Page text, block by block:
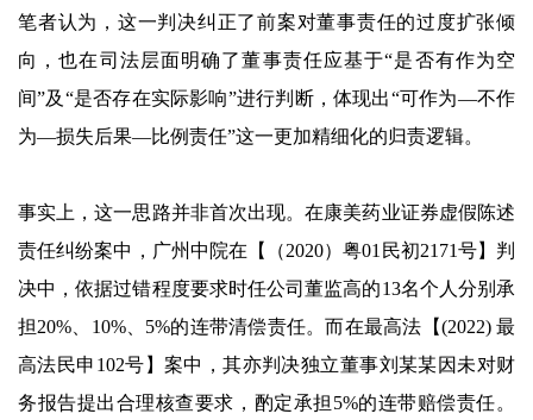
笔者认为，这一判决纠正了前案对董事责任的过度扩张倾
向，也在司法层面明确了董事责任应基于“是否有作为空
间”及“是否存在实际影响”进行判断，体现出“可作为—不作
为—损失后果—比例责任”这一更加精细化的归责逻辑。
事实上，这一思路并非首次出现。在康美药业证券虚假陈述
责任纠纷案中，广州中院在【（2020）粤01民初2171号】判
决中，依据过错程度要求时任公司董监高的13名个人分别承
担20%、10%、5%的连带清偿责任。而在最高法【(2022) 最
高法民申102号】案中，其亦判决独立董事刘某某因未对财
务报告提出合理核查要求，酌定承担5%的连带赔偿责任。